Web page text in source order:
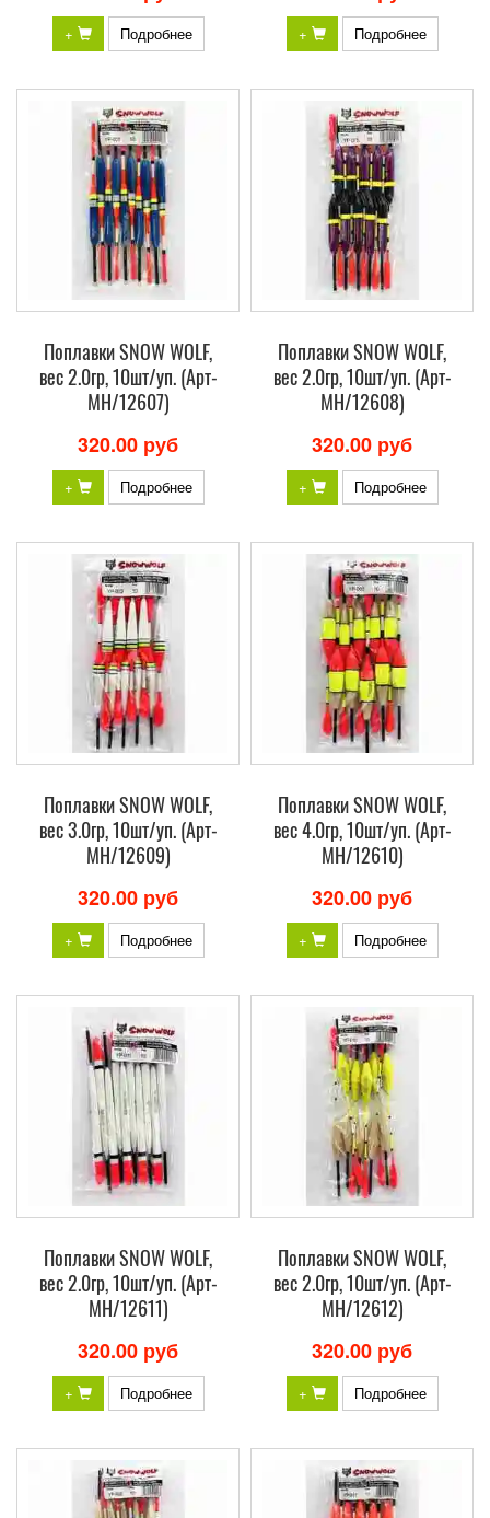
+ Подробнее + Подробнее
Поплавки SNOW WOLF,
вес 2.0гр, 10шт/уп. (Арт-
МH/12607)
320.00 руб
+ Подробнее
Поплавки SNOW WOLF,
вес 2.0гр, 10шт/уп. (Арт-
МH/12608)
320.00 руб
+ Подробнее
Поплавки SNOW WOLF,
вес 3.0гр, 10шт/уп. (Арт-
МH/12609)
320.00 руб
+ Подробнее
Поплавки SNOW WOLF,
вес 4.0гр, 10шт/уп. (Арт-
МH/12610)
320.00 руб
+ Подробнее
Поплавки SNOW WOLF,
вес 2.0гр, 10шт/уп. (Арт-
МH/12611)
320.00 руб
+ Подробнее
Поплавки SNOW WOLF,
вес 2.0гр, 10шт/уп. (Арт-
МH/12612)
320.00 руб
+ Подробнее